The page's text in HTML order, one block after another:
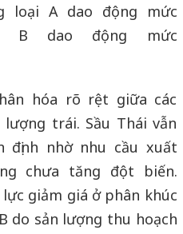
loại A dao động mức
B dao động mức
hóa rõ rệt giữa các
trái. Sầu Thái vẫn
nhờ nhu cầu xuất
chưa tăng đột biến.
giảm giá ở phân khúc
do sản lượng thu hoạch